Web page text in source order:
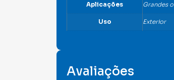
Aplicações Grandes
Uso Exterior
Avaliações